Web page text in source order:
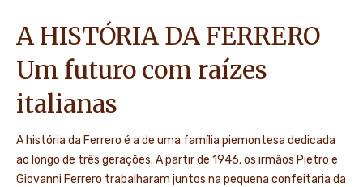
A HISTÓRIA DA FERRERO
Um futuro com raízes
italianas
A história da Ferrero é a de uma família piemontesa dedicada
ao longo de três gerações. A partir de 1946, os irmãos Pietro e
Giovanni Ferrero trabalharam juntos na pequena confeitaria da